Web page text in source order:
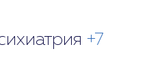
+7